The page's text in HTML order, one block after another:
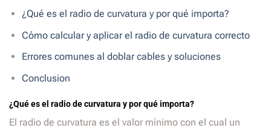
¿Qué es el radio de curvatura y por qué importa?
Cómo calcular y aplicar el radio de curvatura correcto
Errores comunes al doblar cables y soluciones
Conclusion
¿Qué es el radio de curvatura y por qué importa?
El radio de curvatura es el valor mínimo con el cual un